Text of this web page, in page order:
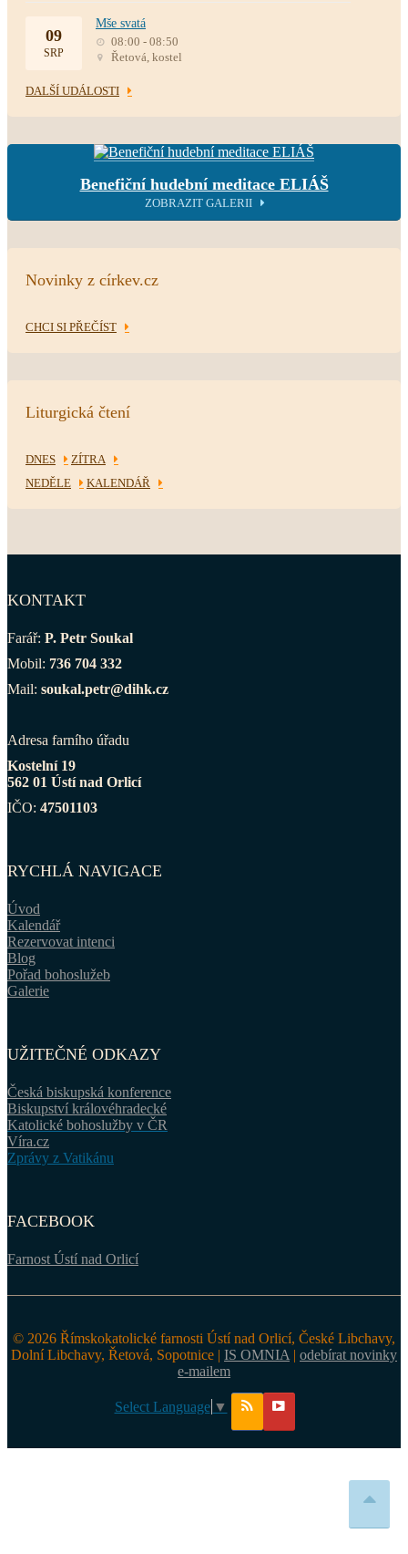
09
SRP
Mše svatá
08:00 - 08:50
Řetová, kostel
DALŠÍ UDÁLOSTI
Benefiční hudební meditace ELIÁŠ
ZOBRAZIT GALERII
Novinky z církev.cz
CHCI SI PŘEČÍST
Liturgická čtení
DNES
ZÍTRA
NEDĚLE
KALENDÁŘ
KONTAKT
Farář: P. Petr Soukal
Mobil: 736 704 332
Mail: soukal.petr@dihk.cz
Adresa farního úřadu
Kostelní 19
562 01 Ústí nad Orlicí
IČO: 47501103
RYCHLÁ NAVIGACE
Úvod
Kalendář
Rezervovat intenci
Blog
Pořad bohoslužeb
Galerie
UŽITEČNÉ ODKAZY
Česká biskupská konference
Biskupství královéhradecké
Katolické bohoslužby v ČR
Víra.cz
Zprávy z Vatikánu
FACEBOOK
Farnost Ústí nad Orlicí
© 2026 Římskokatolické farnosti Ústí nad Orlicí, České Libchavy,
Dolní Libchavy, Řetová, Sopotnice | IS OMNIA | odebírat novinky
e-mailem
Select Language ▼